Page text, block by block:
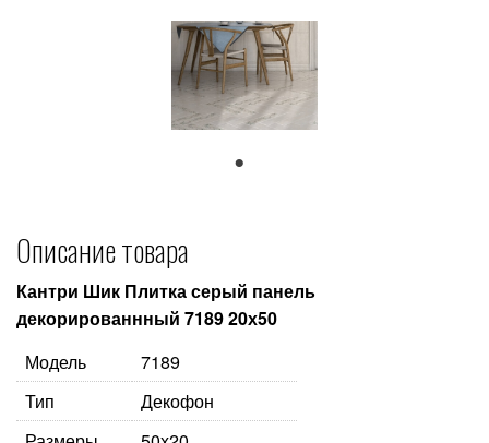
Описание товара
Кантри Шик Плитка серый панель
декорированнный 7189 20х50
Модель
7189
Тип
Декофон